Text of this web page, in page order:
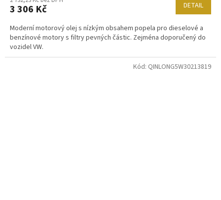
3 306 Kč DETAIL
Moderní motorový olej s nízkým obsahem popela pro dieselové a
benzínové motory s filtry pevných částic. Zejména doporučený do
vozidel VW.
Kód: QINLONG5W30213819